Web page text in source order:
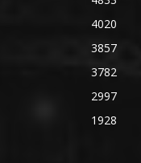
4020
3857
3782
2997
1928